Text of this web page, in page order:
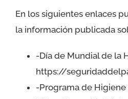
DOCUMENTOS
I JORNADA CIENTÍFICA UESCE
En los siguientes enlaces
la información publicada
-Día de Mundial de la
https://
-Programa de Higiene